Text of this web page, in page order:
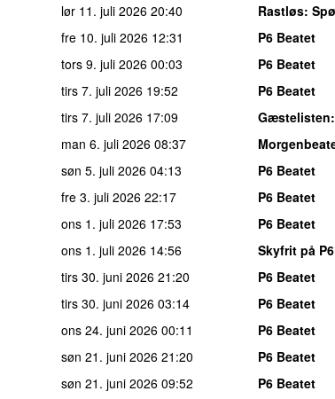
lør 11. juli 2026 20:40 Rastløs:
fre 10. juli 2026 12:31
P6 Beatet
tors 9. juli 2026 00:03
P6 Beatet
tirs 7. juli 2026 19:52
P6 Beatet
tirs 7. juli 2026 17:09 Gæstelisten
man 6. juli 2026 08:37
søn 5. juli 2026 04:13
P6 Beatet
fre 3. juli 2026 22:17
P6 Beatet
ons 1. juli 2026 17:53
P6 Beatet
ons 1. juli 2026 14:56
Skyfrit på P6
tirs 30. juni 2026 21:20
P6 Beatet
tirs 30. juni 2026 03:14
P6 Beatet
ons 24. juni 2026 00:11
P6 Beatet
søn 21. juni 2026 21:20
P6 Beatet
søn 21. juni 2026 09:52
P6 Beatet